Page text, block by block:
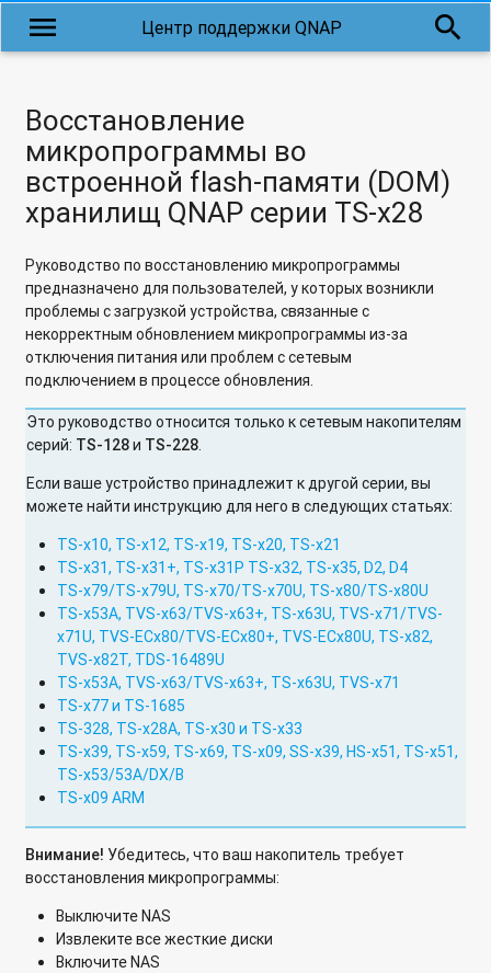
menu Центр поддержки QNAP search
Восстановление
микропрограммы во
встроенной flash-памяти (DOM)
хранилищ QNAP серии TS-x28
Руководство по восстановлению микропрограммы
предназначено для пользователей, у которых возникли
проблемы с загрузкой устройства, связанные с
некорректным обновлением микропрограммы из-за
отключения питания или проблем с сетевым
подключением в процессе обновления.
Это руководство относится только к сетевым накопителям
серий: TS-128и TS-228.
Если ваше устройство принадлежит к другой серии, вы
можете найти инструкцию для него в следующих статьях:
TS-x10, TS-x12, TS-x19, TS-x20, TS-x21
TS-x31, TS-x31+, TS-x31P TS-x32, TS-x35, D2, D4
TS-x79/TS-x79U, TS-x70/TS-x70U, TS-x80/TS-x80U
TS-x53A, TVS-x63/TVS-x63+, TS-x63U, TVS-x71/TVS-
x71U, TVS-ECx80/TVS-ECx80+, TVS-ECx80U, TS-x82,
TVS-x82T, TDS-16489U
TS-x53A, TVS-x63/TVS-x63+, TS-x63U, TVS-x71
TS-x77 и TS-1685
TS-328, TS-x28A, TS-x30 и TS-x33
TS-x39, TS-x59, TS-x69, TS-x09, SS-x39, HS-x51, TS-x51,
TS-x53/53A/DX/B
TS-x09 ARM
Внимание! Убедитесь, что ваш накопитель требует
восстановления микропрограммы:
Выключите NAS
Извлеките все жесткие диски
Включите NAS